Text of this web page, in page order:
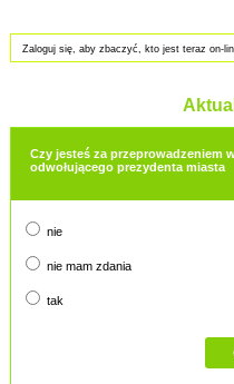
Zaloguj się, aby zbaczyć, kto jest teraz on-
Czy jesteś za przeprowadzeniem
odwołującego prezydenta miasta
nie
nie mam zdania
tak